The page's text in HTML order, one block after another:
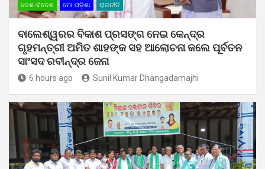
ଦେଶ-ବିଦେଶ ମୋ ଓଡ଼ିଶା ରାଜନୀତି
ବାଲେଶ୍ୱରର ବିକାଶ ପ୍ରସଙ୍ଗ ନେଇ କେନ୍ଦ୍ର
ଗୃହମନ୍ତ୍ରୀ ଅମିତ ଶାହଙ୍କ ସହ ଆଲୋଚନା କଲେ ପୂର୍ବତନ
ସାଂସଦ ରବୀନ୍ଦ୍ର ଜେନା
6 hours ago Sunil Kumar Dhangadamajhi